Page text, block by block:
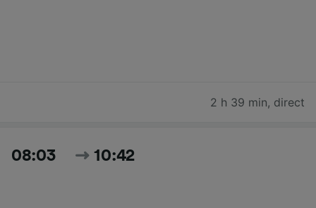
2 h 39 min, direct
08:03 10:42